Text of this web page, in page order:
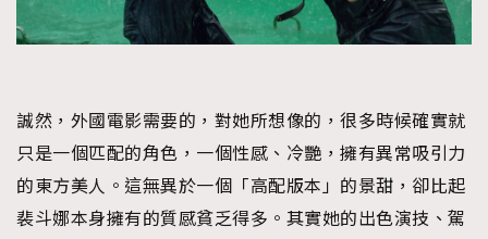
誠然，外國電影需要的，對她所想像的，很多時候確實就
只是一個匹配的角色，一個性感、冷艷，擁有異常吸引力
的東方美人。這無異於一個「高配版本」的景甜，卻比起
裴斗娜本身擁有的質感貧乏得多。其實她的出色演技、駕